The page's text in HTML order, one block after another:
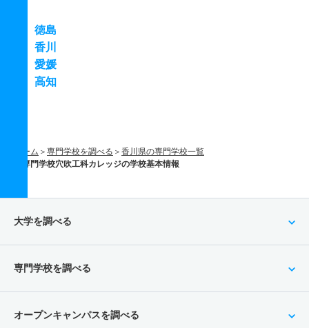
徳島
香川
愛媛
高知
ホーム 専門学校を調べる
香川県の専門学校一覧
専門学校穴吹工科カレッジの学校基本情報
大学を調べる
専門学校を調べる
オープンキャンパスを調べる